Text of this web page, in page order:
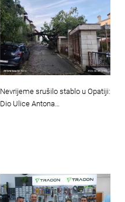
Nevrijeme srušilo stablo u Opatiji:
Dio Ulice Antona…